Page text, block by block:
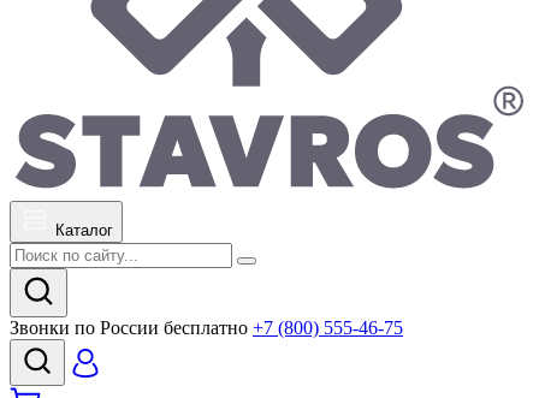
Каталог
Звонки по России бесплатно +7 (800) 555-46-75